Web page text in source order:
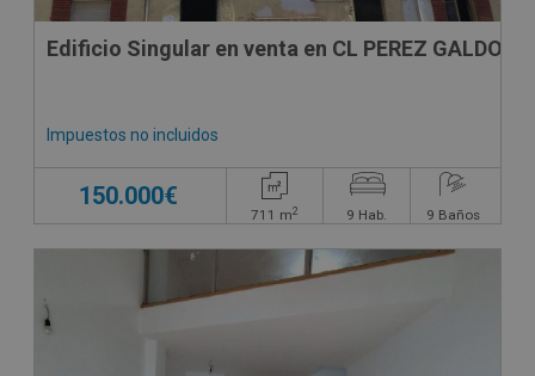
Edificio Singular en venta en CL PEREZ GALDOS
Impuestos no incluidos
150.000€
711 m2 9 Hab. 9 Baños
CONDICIONES ESPECIALES